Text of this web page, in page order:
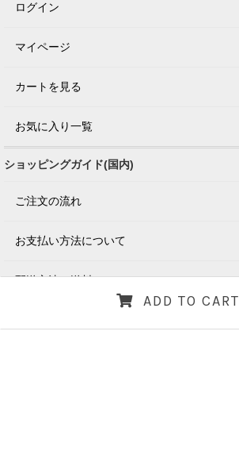
ADD TO CART
ログイン
マイページ
カートを見る
お気に入り一覧
ショッピングガイド(国内)
ご注文の流れ
お支払い方法について
配送方法・送料について